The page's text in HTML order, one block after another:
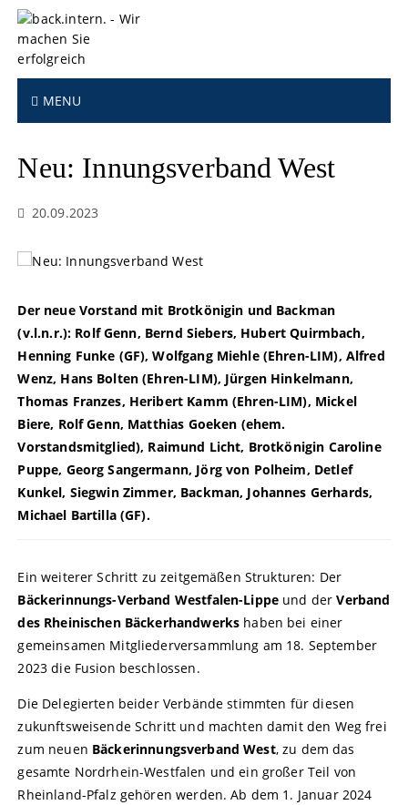
MENU
Neu: Innungsverband West
20.09.2023
Der neue Vorstand mit Brotkönigin und Backman
(v.l.n.r.): Rolf Genn, Bernd Siebers, Hubert Quirmbach,
Henning Funke (GF), Wolfgang Miehle (Ehren-LIM), Alfred
Wenz, Hans Bolten (Ehren-LIM), Jürgen Hinkelmann,
Thomas Franzes, Heribert Kamm (Ehren-LIM), Mickel
Biere, Rolf Genn, Matthias Goeken (ehem.
Vorstandsmitglied), Raimund Licht, Brotkönigin Caroline
Puppe, Georg Sangermann, Jörg von Polheim, Detlef
Kunkel, Siegwin Zimmer, Backman, Johannes Gerhards,
Michael Bartilla (GF).
Ein weiterer Schritt zu zeitgemäßen Strukturen: Der
Bäckerinnungs-Verband Westfalen-Lippe und derVerband
des Rheinischen Bäckerhandwerks haben bei einer
gemeinsamen Mitgliederversammlung am 18. September
2023 die Fusion beschlossen.
Die Delegierten beider Verbände stimmten für diesen
zukunftsweisende Schritt und machten damit den Weg frei
zum neuen Bäckerinnungsverband West, zu dem das
gesamte Nordrhein-Westfalen und ein großer Teil von
Rheinland-Pfalz gehören werden. Ab dem 1. Januar 2024